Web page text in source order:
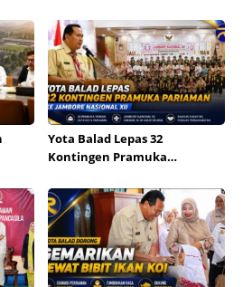
Yota Balad Lepas 32
Kontingen Pramuka
Nasional XII